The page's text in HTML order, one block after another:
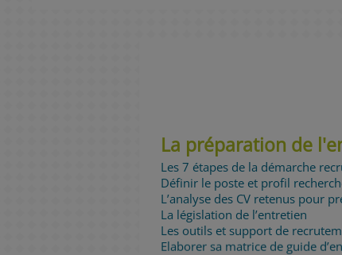
La préparation de
Les 7 étapes de la démarche
Définir le poste et profil
L’analyse des CV retenus pour
La législation de l’entretien
Les outils et support de
Elaborer sa matrice de guide